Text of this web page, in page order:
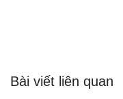
Bài viết liên quan